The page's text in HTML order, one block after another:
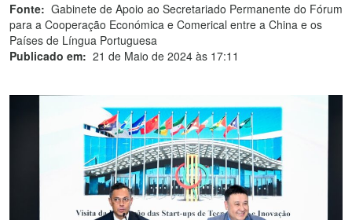
Fonte: Gabinete de Apoio ao Secretariado Permanente do Fórum
para a Cooperação Económica e Comerical entre a China e os
Países de Língua Portuguesa
Publicado em: 21 de Maio de 2024 às 17:11